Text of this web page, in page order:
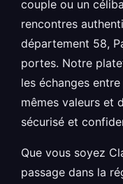
couple ou un
rencontres
département 58,
portes. Notre
les échanges
mêmes valeurs et
sécurisé et
Que vous soyez
passage dans la